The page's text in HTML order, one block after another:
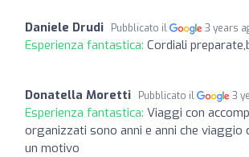
Daniele Drudi Pubblicato il 3 years
Esperienza fantastica: Cordiali
Donatella Moretti Pubblicato il 3
Esperienza fantastica: Viaggi con
organizzati sono anni e anni che viaggio
un motivo